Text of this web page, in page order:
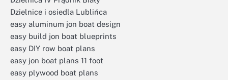
Dzielnice i osiedla Lublińca
easy aluminum jon boat design
easy build jon boat blueprints
easy DIY row boat plans
easy jon boat plans 11 foot
easy plywood boat plans